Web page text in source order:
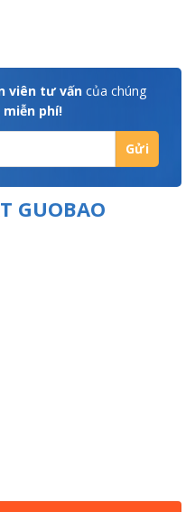
viên tư vấn của chúng
miễn phí!
GUOBAO